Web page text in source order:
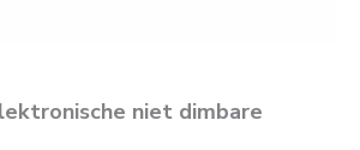
niet dimbare